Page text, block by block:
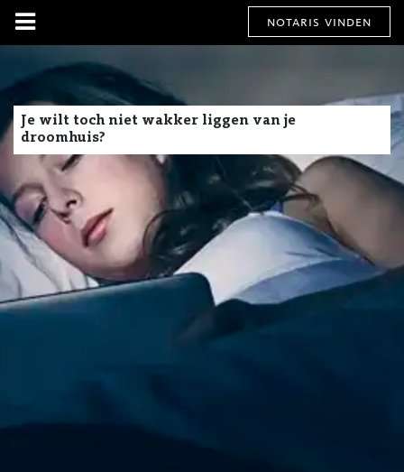
notaris vinden
Je wilt toch niet wakker liggen van je
droomhuis?